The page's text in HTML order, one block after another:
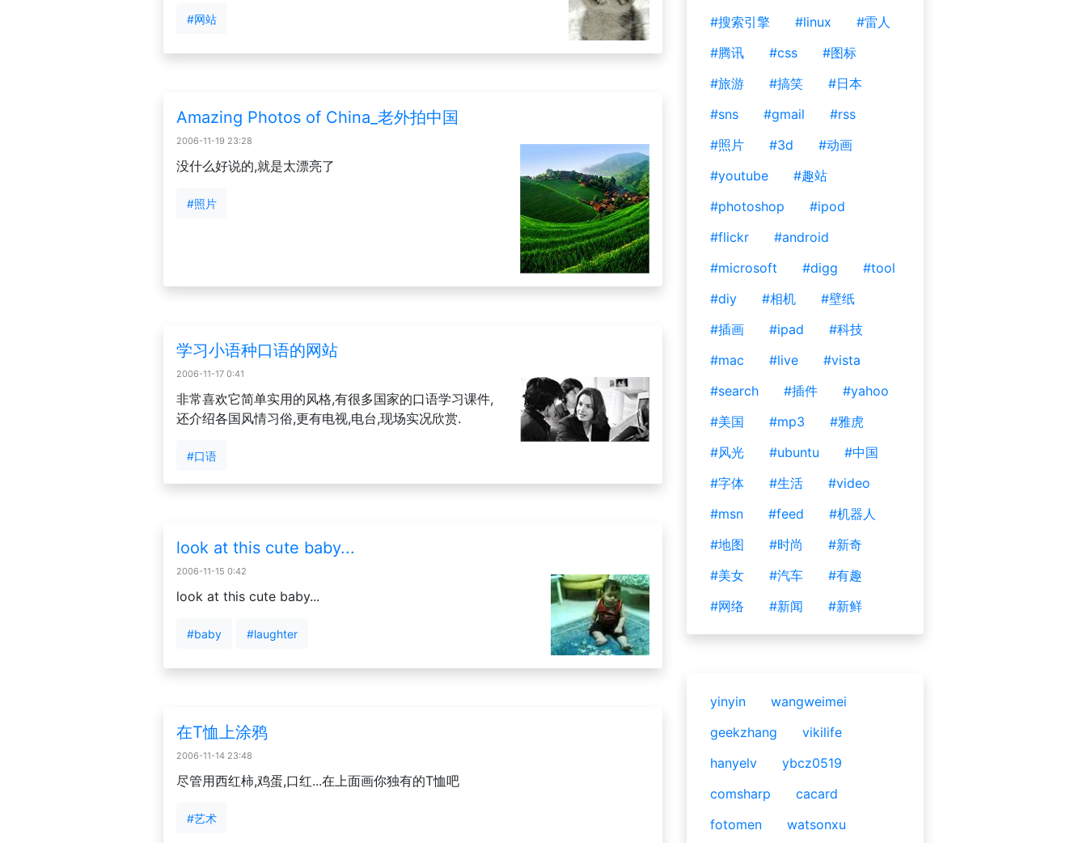
#网站
Amazing Photos of China_老外拍中国
2006-11-19 23:28
没什么好说的,就是太漂亮了
#照片
学习小语种口语的网站
2006-11-17 0:41
非常喜欢它简单实用的风格,有很多国家的口语学习课件,
还介绍各国风情习俗,更有电视,电台,现场实况欣赏.
#口语
look at this cute baby...
2006-11-15 0:42
look at this cute baby...
#baby #laughter
在T恤上涂鸦
2006-11-14 23:48
尽管用西红柿,鸡蛋,口红...在上面画你独有的T恤吧
#艺术
#搜索引擎
#linux
#雷人
#腾讯
#css
#图标
#旅游
#搞笑
#日本
#sns
#gmail
#rss
#照片
#3d
#动画
#youtube
#趣站
#photoshop
#ipod
#flickr
#android
#microsoft
#digg
#tool
#diy
#相机
#壁纸
#插画
#ipad
#科技
#mac
#live
#vista
#search
#插件
#yahoo
#美国
#mp3
#雅虎
#风光
#ubuntu
#中国
#字体
#生活
#video
#msn
#feed
#机器人
#地图
#时尚
#新奇
#美女
#汽车
#有趣
#网络
#新闻 #新鲜
yinyin
wangweimei
geekzhang
vikilife
hanyelv
ybcz0519
comsharp
cacard
fotomen
watsonxu